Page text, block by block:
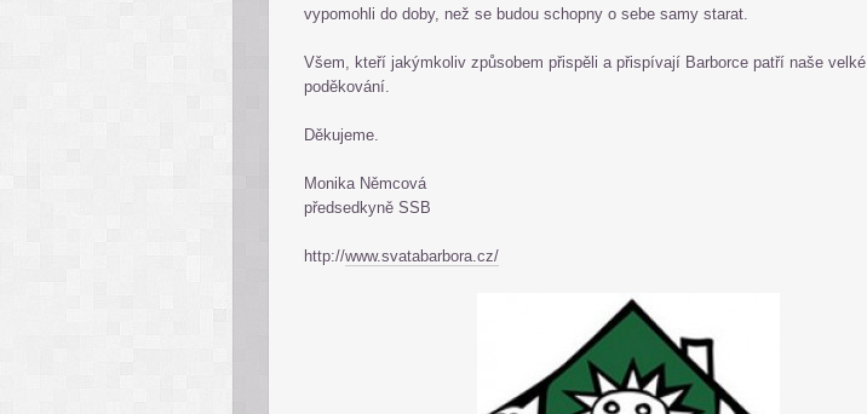
vypomohli do doby, než se budou schopny o sebe samy starat.
Všem, kteří jakýmkoliv způsobem přispěli a přispívají Barborce patří naše velké
poděkování.
Děkujeme.
Monika Němcová
předsedkyně SSB
http://www.svatabarbora.cz/